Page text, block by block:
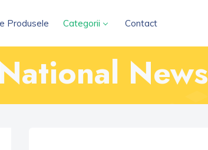
Produsele Categorii Contact
News